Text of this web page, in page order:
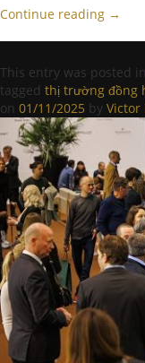
Continue reading →
This entry was posted in
tagged thị trường đồng
on 01/11/2025 by Victor